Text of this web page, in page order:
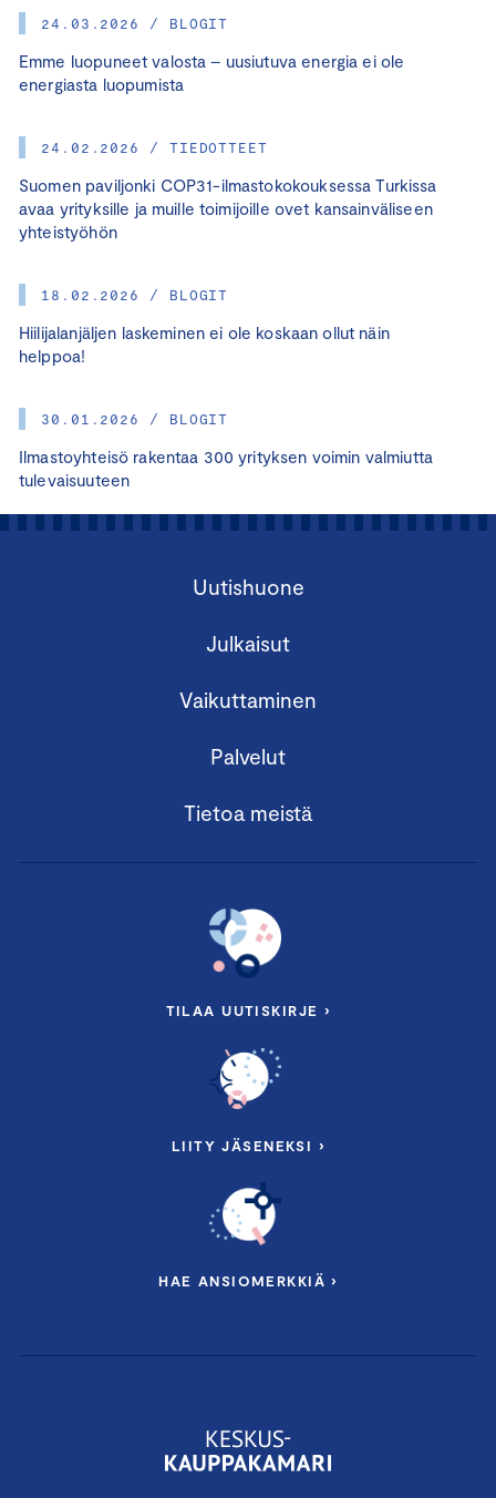
24.03.2026 / BLOGIT
Emme luopuneet valosta – uusiutuva energia ei ole
energiasta luopumista
24.02.2026 / TIEDOTTEET
Suomen paviljonki COP31-ilmastokokouksessa Turkissa
avaa yrityksille ja muille toimijoille ovet kansainväliseen
yhteistyöhön
18.02.2026 / BLOGIT
Hiilijalanjäljen laskeminen ei ole koskaan ollut näin
helppoa!
30.01.2026 / BLOGIT
Ilmastoyhteisö rakentaa 300 yrityksen voimin valmiutta
tulevaisuuteen
Uutishuone
Julkaisut
Vaikuttaminen
Palvelut
Tietoa meistä
TILAA UUTISKIRJE ›
LIITY JÄSENEKSI ›
HAE ANSIOMERKKIÄ ›